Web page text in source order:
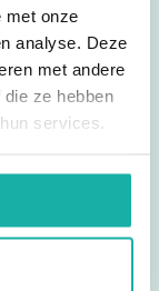
met onze
analyse. Deze
met andere
ze hebben
services.
binnen en